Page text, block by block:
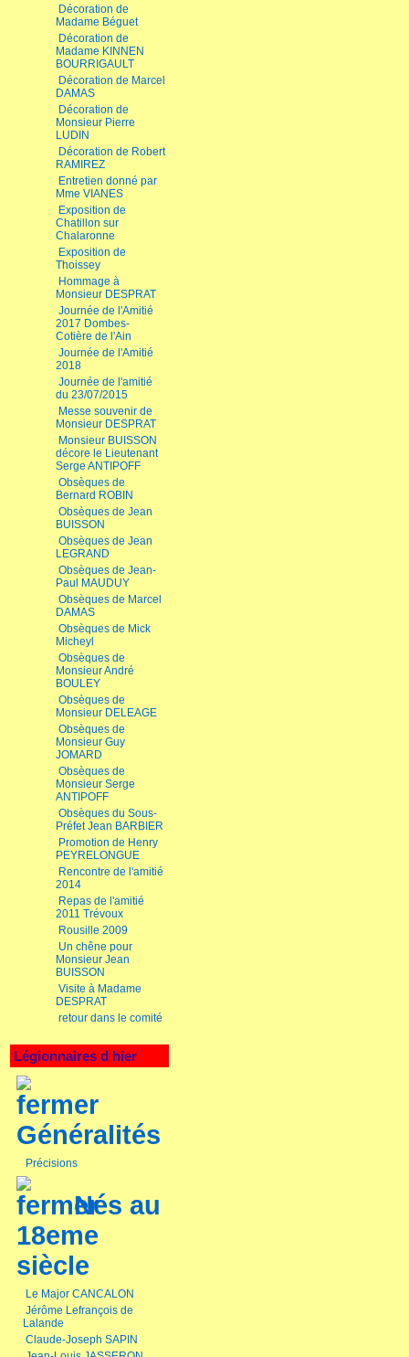
Décoration de
Madame Béguet
Décoration de
Madame KINNEN
BOURRIGAULT
Décoration de Marcel
DAMAS
Décoration de
Monsieur Pierre
LUDIN
Décoration de Robert
RAMIREZ
Entretien donné par
Mme VIANES
Exposition de
Chatillon sur
Chalaronne
Exposition de
Thoissey
Hommage à
Monsieur DESPRAT
Journée de l'Amitié
2017 Dombes-
Cotière de l'Ain
Journée de l'Amitié
2018
Journée de l'amitié
du 23/07/2015
Messe souvenir de
Monsieur DESPRAT
Monsieur BUISSON
décore le Lieutenant
Serge ANTIPOFF
Obsèques de
Bernard ROBIN
Obsèques de Jean
BUISSON
Obsèques de Jean
LEGRAND
Obsèques de Jean-
Paul MAUDUY
Obsèques de Marcel
DAMAS
Obsèques de Mick
Micheyl
Obsèques de
Monsieur André
BOULEY
Obsèques de
Monsieur DELEAGE
Obsèques de
Monsieur Guy
JOMARD
Obsèques de
Monsieur Serge
ANTIPOFF
Obsèques du Sous-
Préfet Jean BARBIER
Promotion de Henry
PEYRELONGUE
Rencontre de l'amitié
2014
Repas de l'amitié
2011 Trévoux
Rousille 2009
Un chêne pour
Monsieur Jean
BUISSON
Visite à Madame
DESPRAT
retour dans le comité
Légionnaires d hier
Généralités
Précisions
Nés au
18eme
siècle
Le Major CANCALON
Jérôme Lefrançois de
Lalande
Claude-Joseph SAPIN